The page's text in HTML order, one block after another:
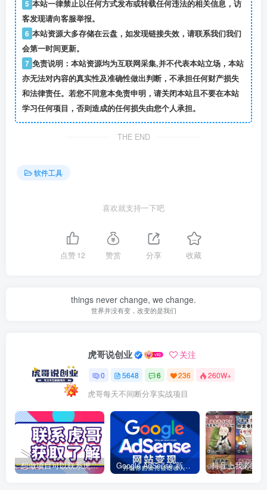
5 本站一律禁止以任何方式发布或转载任何违法的相关信息，访
客发现请向客服举报。
6 本站资源大多存储在云盘，如发现链接失效，请联系我们我们
会第一时间更新。
7 免责说明：本站资源均为互联网采集,并不代表本站立场，本站
亦无法对内容的真实性及准确性做出判断，不承担任何财产损失
和法律责任。若您不同意本免责申明，请关闭本站且不要在本站
学习任何项目，否则造成的任何损失由您个人承担。
THE END
软件工具
喜欢就支持一下吧
点赞12 赞赏 分享 收藏
things never change, we change.
世界并没有变，改变的是我们
虎哥说创业 关注
0 5648 6 236 260W+
虎哥每天不间断分享实战项目
想做项目可以联系虎哥微信 虎哥一对一解答并且远程视频教学 Google AdSense 新手接入教程：虎哥手把手教你用网站赚取美元收入